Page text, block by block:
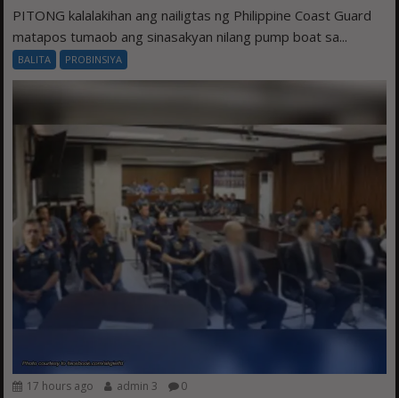
PITONG kalalakihan ang nailigtas ng Philippine Coast Guard
matapos tumaob ang sinasakyan nilang pump boat sa...
BALITA PROBINSIYA
17 hours ago admin 3 0